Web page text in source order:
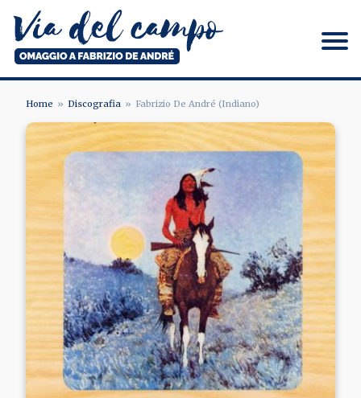
contenuto
principale
Via del campo
BRICIOLE
DI
PANE
Home Discografia Fabrizio De André (Indiano)
Image